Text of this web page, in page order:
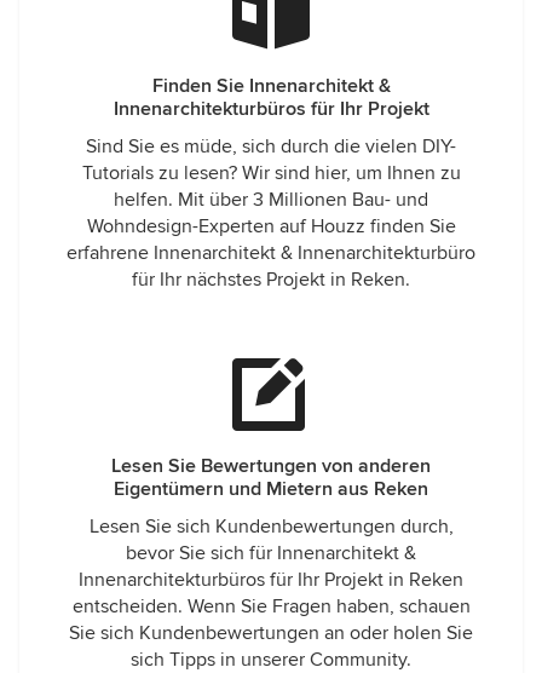
Finden Sie Innenarchitekt &
Innenarchitekturbüros für Ihr Projekt
Sind Sie es müde, sich durch die vielen DIY-
Tutorials zu lesen? Wir sind hier, um Ihnen zu
helfen. Mit über 3 Millionen Bau- und
Wohndesign-Experten auf Houzz finden Sie
erfahrene Innenarchitekt & Innenarchitekturbüro
für Ihr nächstes Projekt in Reken.
Lesen Sie Bewertungen von anderen
Eigentümern und Mietern aus Reken
Lesen Sie sich Kundenbewertungen durch,
bevor Sie sich für Innenarchitekt &
Innenarchitekturbüros für Ihr Projekt in Reken
entscheiden. Wenn Sie Fragen haben, schauen
Sie sich Kundenbewertungen an oder holen Sie
sich Tipps in unserer Community.